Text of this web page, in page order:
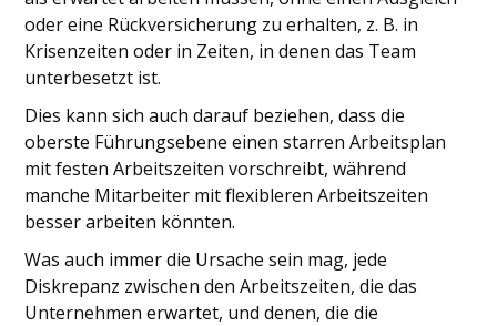
oder eine Rückversicherung zu erhalten, z. B. in
Krisenzeiten oder in Zeiten, in denen das Team
unterbesetzt ist.
Dies kann sich auch darauf beziehen, dass die
oberste Führungsebene einen starren Arbeitsplan
mit festen Arbeitszeiten vorschreibt, während
manche Mitarbeiter mit flexibleren Arbeitszeiten
besser arbeiten könnten.
Was auch immer die Ursache sein mag, jede
Diskrepanz zwischen den Arbeitszeiten, die das
Unternehmen erwartet, und denen, die die